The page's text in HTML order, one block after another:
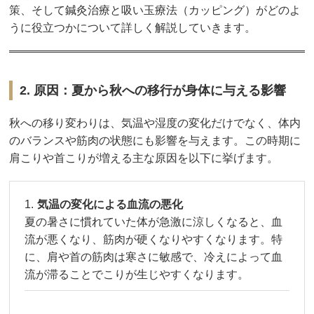
策、そして鍼灸治療と吸い玉療法（カッピング）がどのよ
うに役立つかについて詳しく解説していきます。
2. 原因：夏から秋への移行が身体に与える影響
秋への移り変わりは、気温や湿度の変化だけでなく、体内
のバランスや筋肉の状態にも影響を与えます。この時期に
肩こりや首こりが増える主な原因を以下に挙げます。
気温の変化による血流の悪化
夏の暑さに慣れていた体が急激に涼しくなると、血
流が悪くなり、筋肉が硬くなりやすくなります。特
に、肩や首の筋肉は寒さに敏感で、冷えによって血
流が滞ることでこりが生じやすくなります。